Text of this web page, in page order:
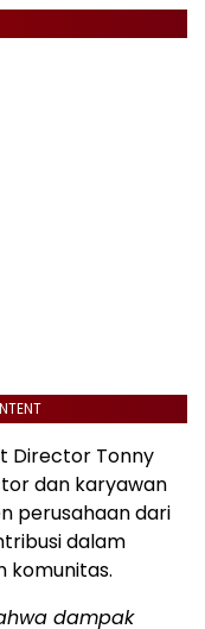
Director Tonny
dan karyawan
perusahaan dari
dalam
komunitas.
dampak